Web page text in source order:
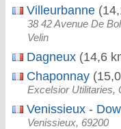
Villeurbanne
38 42 Avenue De
Velin
Dagneux (14,6
Chaponnay
Excelsior Utilitaries,
Venissieux -
Venissieux, 69200